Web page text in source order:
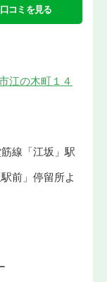
コミを見る
江の木町１４
線「江坂」駅
前」停留所よ